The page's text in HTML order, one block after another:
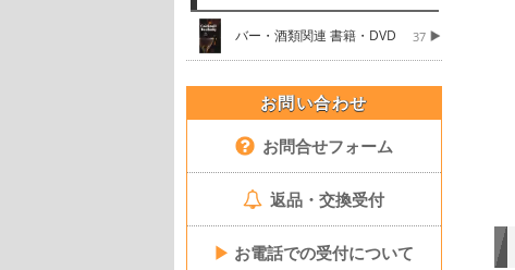
バー・酒類関連 書籍・DVD 37
お問い合わせ
お問合せフォーム
返品・交換受付
▶ お電話での受付について